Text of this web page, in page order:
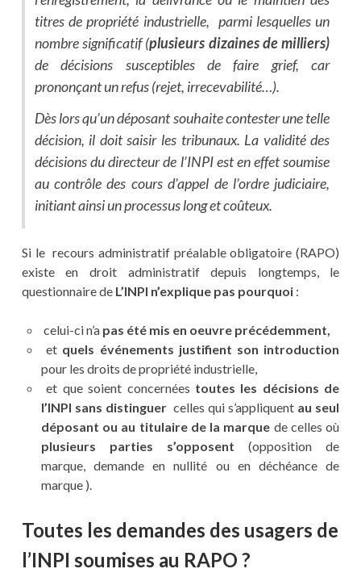
titres de propriété industrielle, parmi lesquelles un
nombre significatif (plusieurs dizaines de milliers)
de décisions susceptibles de faire grief, car
prononçant un refus (rejet, irrecevabilité…).
Dès lors qu’un déposant souhaite contester une telle
décision, il doit saisir les tribunaux. La validité des
décisions du directeur de l’INPI est en effet soumise
au contrôle des cours d’appel de l’ordre judiciaire,
initiant ainsi un processus long et coûteux.
Si le recours administratif préalable obligatoire (RAPO)
existe en droit administratif depuis longtemps, le
questionnaire de L’INPI n’explique pas pourquoi :
celui-ci n’a pas été mis en oeuvre précédemment,
et quels événements justifient son introduction
pour les droits de propriété industrielle,
et que soient concernées toutes les décisions de
l’INPI sans distinguer celles qui s’appliquent au seul
déposant ou au titulaire de la marque de celles où
plusieurs parties s’opposent (opposition de
marque, demande en nullité ou en déchéance de
marque ).
Toutes les demandes des usagers de
l’INPI soumises au RAPO ?